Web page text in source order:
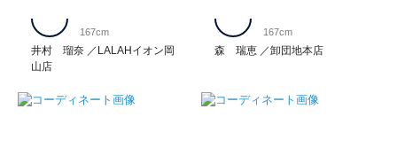
井村 瑠奈
LALAHイオン岡
山店
167cm
森 瑞恵 卸団地本店
167cm